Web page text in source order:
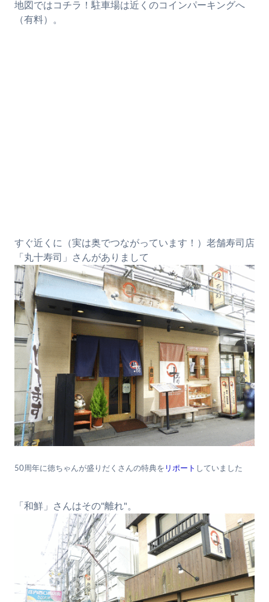
地図ではコチラ！駐車場は近くのコインパーキングへ
（有料）。
すぐ近くに（実は奥でつながっています！）老舗寿司店
「丸十寿司」さんがありまして
50周年に徳ちゃんが盛りだくさんの特典を リポート していました
「和鮮」さんはその"離れ"。